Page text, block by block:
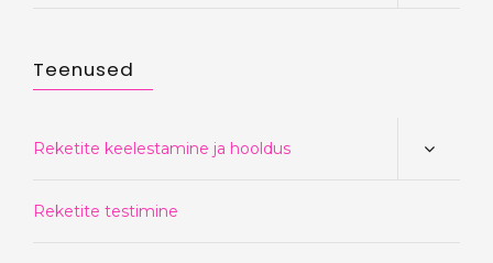
Teenused
Reketite keelestamine ja hooldus
Reketite testimine